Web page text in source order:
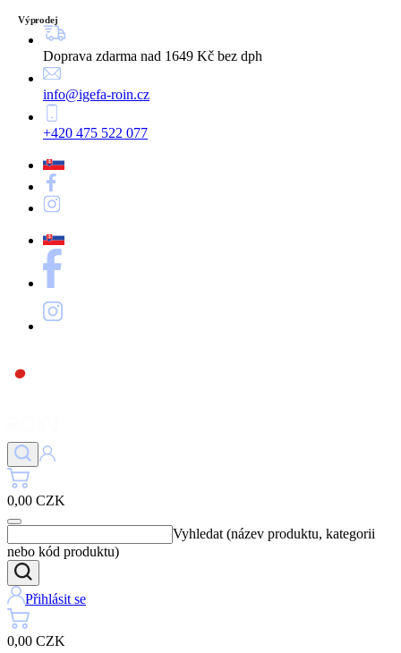
Doprava zdarma nad 1649 Kč bez dph
info@igefa-roin.cz
+420 475 522 077
0,00 CZK
Vyhledat (název produktu, kategorii
nebo kód produktu)
Přihlásit se
0,00 CZK
Výprodej